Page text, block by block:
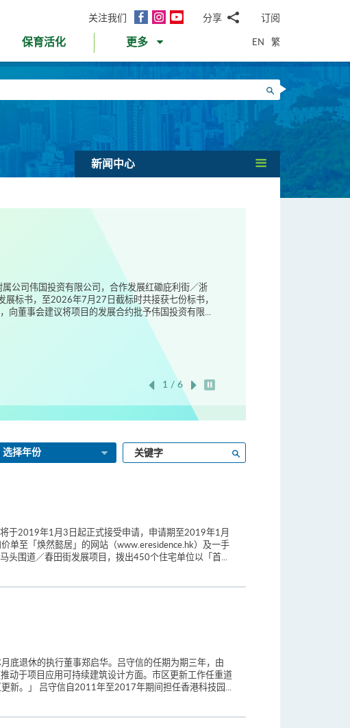
关注我们
面
InstagramYouTube分享
邮WhatsApp
微
信
面
书Twitter
LinkedIn
微
订阅
保育活化 更多 EN 繁
搜寻
新闻中心
公司伟国投资有限公司，合作发展红磡庇利街／浙
标书，至2026年7月27日截标时共接获七份标书，
向董事会建议将项目的发展合约批予伟国投资有限...
1 / 6
选择年份
输
入
于2019年1月3日起正式接受申请，申请期至2019年1月
单至「焕然懿居」的网站（www.eresidence.hk）及一手
头围道／春田街发展项目，拨出450个住宅单位以「首...
底退休的执行董事郑启华。吕守信的任期为期三年，由
动于项目应用可持续建筑设计方面。市区更新工作任重道
新。」 吕守信自2011年至2017年期间担任香港科技园...